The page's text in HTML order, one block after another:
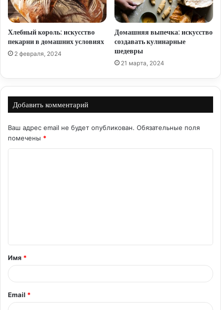
Хлебный король: искусство
пекарни в домашних условиях
2 февраля, 2024
Домашняя выпечка: искусство
создавать кулинарные
шедевры
21 марта, 2024
Добавить комментарий
Ваш адрес email не будет опубликован. Обязательные поля
помечены *
т
а
й
Имя *
Email *